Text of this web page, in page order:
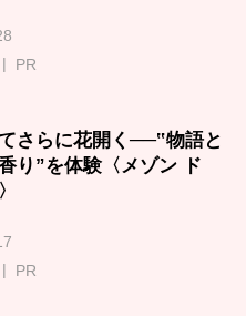
PR
さらに花開く──‟物語と
り”を体験〈メゾン ド
PR